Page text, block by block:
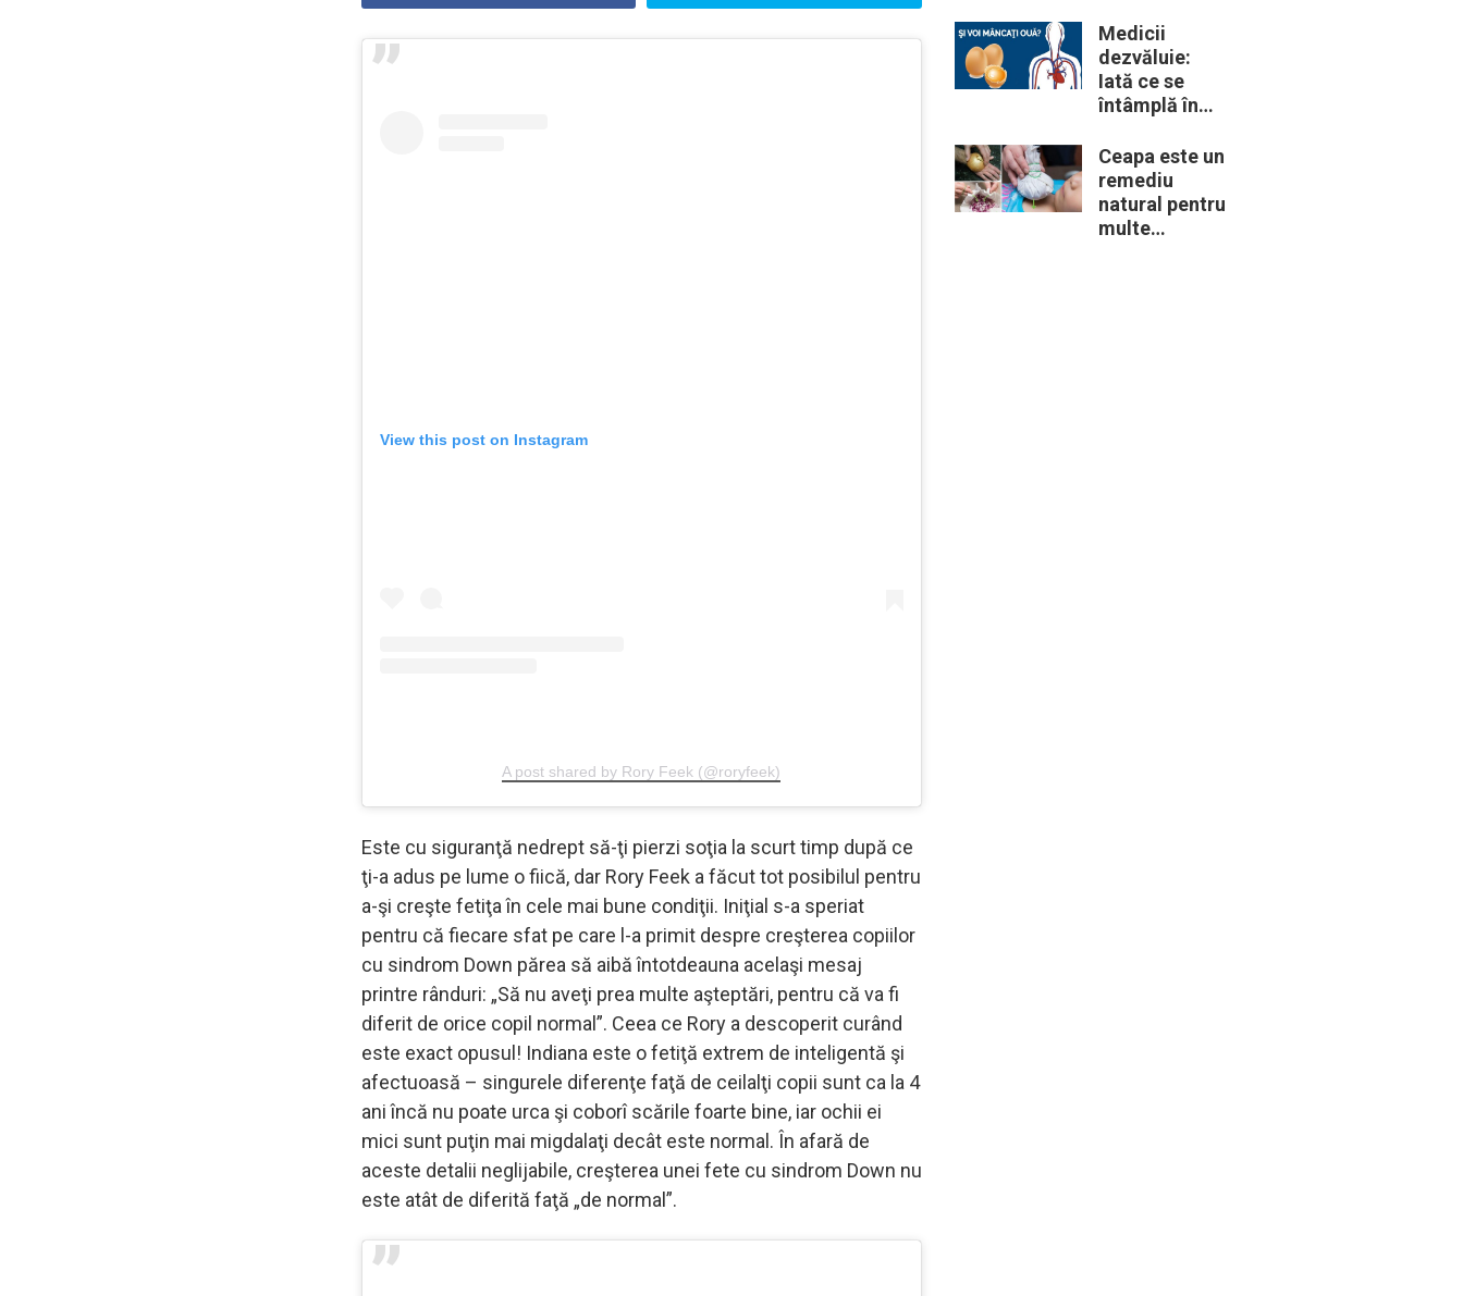
View this post on Instagram
A post shared by Rory Feek (@roryfeek)
Este cu siguranţă nedrept să-ţi pierzi soţia la scurt timp după ce
ţi-a adus pe lume o fiică, dar Rory Feek a făcut tot posibilul pentru
a-şi creşte fetiţa în cele mai bune condiţii. Iniţial s-a speriat
pentru că fiecare sfat pe care l-a primit despre creşterea copiilor
cu sindrom Down părea să aibă întotdeauna acelaşi mesaj
printre rânduri: „Să nu aveţi prea multe aşteptări, pentru că va fi
diferit de orice copil normal”. Ceea ce Rory a descoperit curând
este exact opusul! Indiana este o fetiţă extrem de inteligentă şi
afectuoasă – singurele diferenţe faţă de ceilalţi copii sunt ca la 4
ani încă nu poate urca şi coborî scările foarte bine, iar ochii ei
mici sunt puţin mai migdalaţi decât este normal. În afară de
aceste detalii neglijabile, creşterea unei fete cu sindrom Down nu
este atât de diferită faţă „de normal”.
periculoase
erau unele
„obiceiuri” ale
vremii
Medicii
dezvăluie:
Iată ce se
întâmplă în
când începem
să mâncăm
câte două
ouă în fiecare
Ceapa este un
remediu
natural pentru
multe